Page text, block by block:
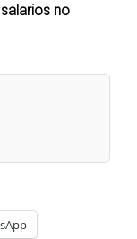
no